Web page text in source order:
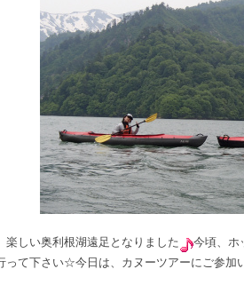
楽しい奥利根湖遠足となりました
今頃、ホ
って下さい☆今日は、カヌーツアーにご参加